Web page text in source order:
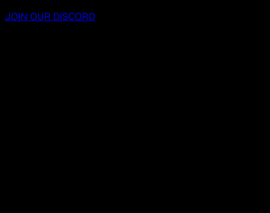
JOIN OUR DISCORD